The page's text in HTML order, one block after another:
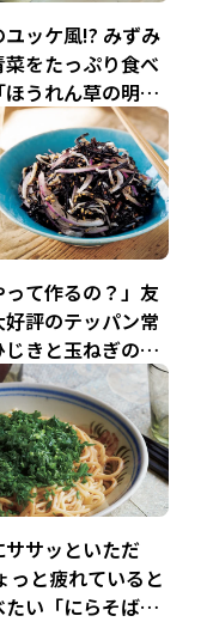
ユッケ風!? みずみ
をたっぷり食べ
ほうれん草の明太
47歳、ゆる晩酌
た。（4）
って作るの？」友
評のテッパン常
きと玉ねぎのし
」／47歳、ゆる
ました。（6）
サッといただ
っと疲れていると
たい「にらそば」